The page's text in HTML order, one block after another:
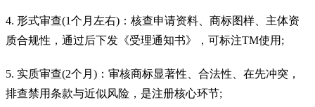
4. 形式审查(1个月左右)：核查申请资料、商标图样、主体资
质合规性，通过后下发《受理通知书》，可标注TM使用;
5. 实质审查(2个月)：审核商标显著性、合法性、在先冲突，
排查禁用条款与近似风险，是注册核心环节;